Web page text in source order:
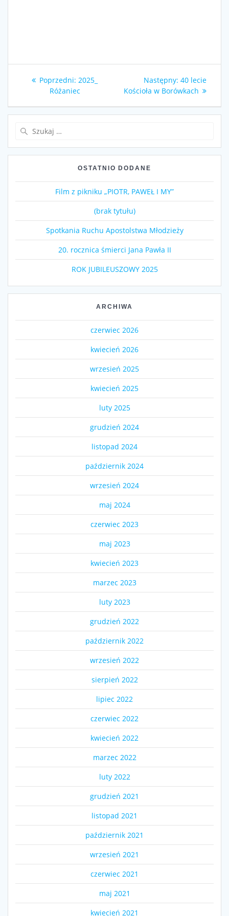
Nawigacja
wpisu
Poprzedni: Poprzedni
wpis:
2025_
Różaniec
Następny: Następny
wpis:
40 lecie
Kościoła w Borówkach
OSTATNIO DODANE
Film z pikniku „PIOTR, PAWEŁ I MY”
(brak tytułu)
Spotkania Ruchu Apostolstwa Młodzieży
20. rocznica śmierci Jana Pawła II
ROK JUBILEUSZOWY 2025
ARCHIWA
czerwiec 2026
kwiecień 2026
wrzesień 2025
kwiecień 2025
luty 2025
grudzień 2024
listopad 2024
październik 2024
wrzesień 2024
maj 2024
czerwiec 2023
maj 2023
kwiecień 2023
marzec 2023
luty 2023
grudzień 2022
październik 2022
wrzesień 2022
sierpień 2022
lipiec 2022
czerwiec 2022
kwiecień 2022
marzec 2022
luty 2022
grudzień 2021
listopad 2021
październik 2021
wrzesień 2021
czerwiec 2021
maj 2021
kwiecień 2021